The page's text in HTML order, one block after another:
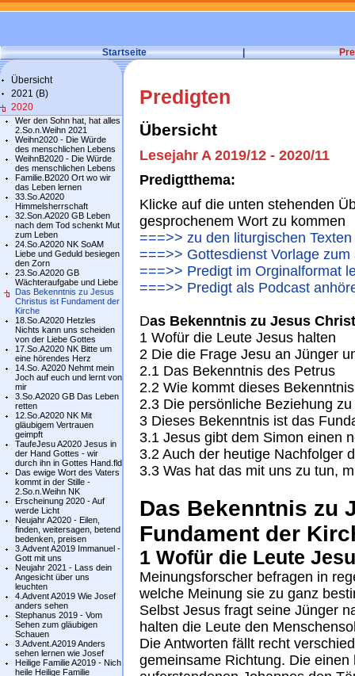
Startseite |
Übersicht
2021 (B)
2020
Wer den Sohn hat, hat alles
2.So.n.Weihn 2021
Weihn2020 - Die Würde
des menschlichen Lebens
WeihnB2020 - Die Würde
des menschlichen Lebens
Familie.B2020 Ort wo wir
das Leben lernen
33.So.A2020
Himmelsherrschaft
32.Son.A2020 GB Leben
nach dem Tod schenkt Mut
zum Leben
24.So.A2020 NK SoAM
Liebe und Geduld besiegen
den Zorn
23.So.A2020 GB
Wächteraufgabe und Liebe
Das Bekenntnis zu Jesus
Christus ist Fundament der
Kirche
18.So.A2020 Hetzles
Nichts kann uns scheiden
von der Liebe Gottes
17.So.A2020 NK Bitte um
eine hörendes Herz
14.So. A2020 Nehmt mein
Joch auf euch und lernt von
mir
3.So.A2020 GB Das Leben
retten
12.So.A2020 NK Mit
gläubigem Vertrauen
geimpft
TaufeJesu A2020 Jesus in
der Hand Gottes - wir
durch ihn in Gottes Hand.fld
Das ewige Wort des Vaters
kommt in der Stille -
2.So.n.Weihn NK
Erscheinung 2020 - Auf
werde Licht
Neujahr A2020 - Eilen,
finden, weitersagen, betend
bedenken, preisen
3.Advent A2019 Immanuel -
Gott mit uns
Neujahr 2021 - Lass dein
Angesicht über uns
leuchten
4.Advent A2019 Wie Josef
anders sehen
Stephanus 2019 - Vom
Sehen zum gläubigen
Schauen
3.Advent.A2019 Anders
sehen lernen wie Josef
Heilige Familie A2019 - Nich
heile Heilige Familie
Predigten
Übersicht
Lesejahr A 2019/12 - 2020/11
Predigtthema:
Klicke auf die unten stehenden
gesprochenem Wort zu kommen
===>> zu den liturgischen Texten
===>> Gottesdienst Vorlage
===>> Predigt im Orginalformat
===>> Predigt als Podcast
Das Bekenntnis zu Jesus
1 Wofür die Leute Jesus halten
2 Die die Frage Jesu an Jünger
2.1 Das Bekenntnis des Petrus
2.2 Wie kommt dieses
2.3 Die persönliche Beziehung
3 Dieses Bekenntnis ist das
3.1 Jesus gibt dem Simon einen
3.2 Auch der heutige Nachfolger
3.3 Was hat das mit uns zu tun,
Das Bekenntnis zu
Fundament der
1 Wofür die Leute
Meinungsforscher befragen in
welche Meinung sie zu ganz
Selbst Jesus fragt seine Jünger
halten die Leute den
Die Antworten fällt recht
gemeinsame Richtung. Die